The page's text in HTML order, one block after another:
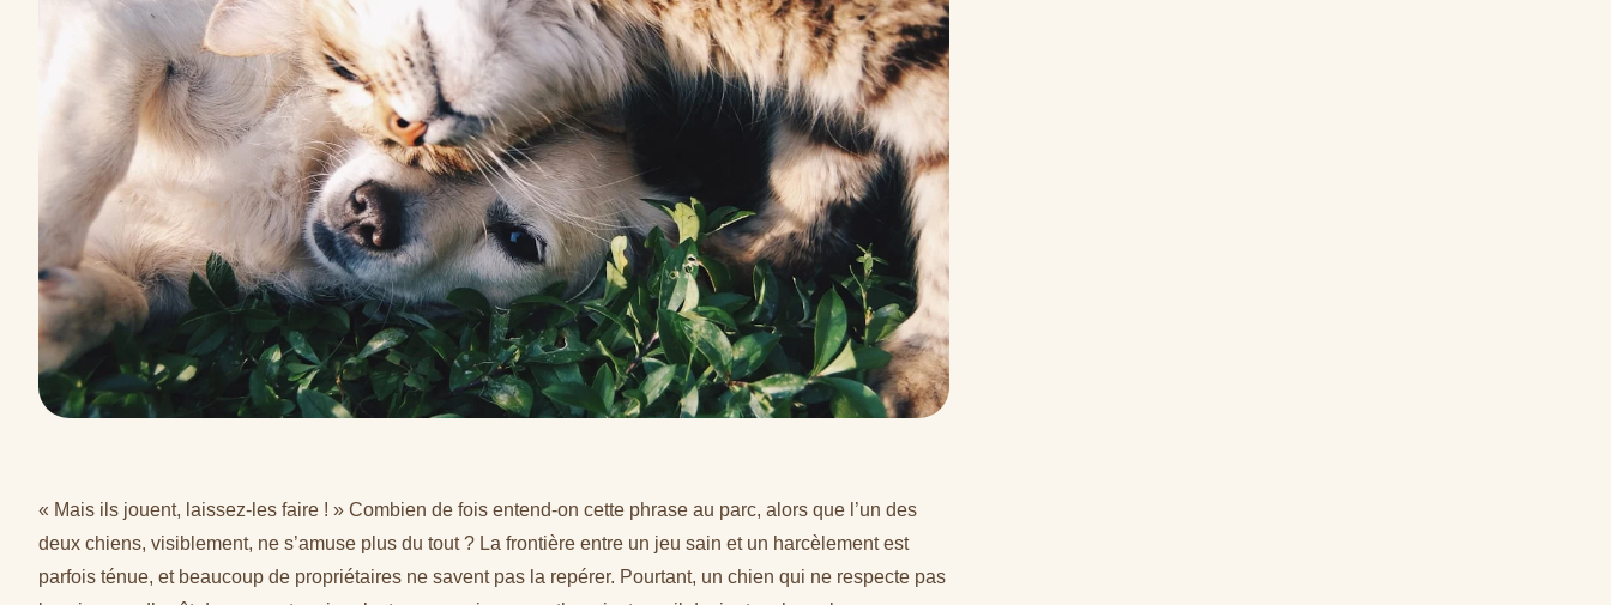
« Mais ils jouent, laissez-les faire ! » Combien de fois entend-on cette phrase au parc, alors que l’un des
deux chiens, visiblement, ne s’amuse plus du tout ? La frontière entre un jeu sain et un harcèlement est
parfois ténue, et beaucoup de propriétaires ne savent pas la repérer. Pourtant, un chien qui ne respecte pas